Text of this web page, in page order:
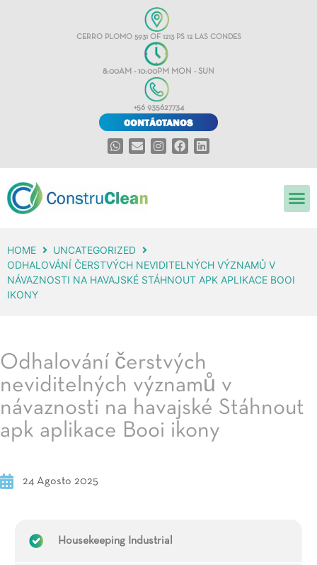
CERRO PLOMO 5931 OF 1213 PS 12 LAS CONDES
8:00AM - 10:00PM MON - SUN
+56 935627734
CONTÁCTANOS
HOME
UNCATEGORIZED
ODHALOVÁNÍ ČERSTVÝCH NEVIDITELNÝCH VÝZNAMŮ V
NÁVAZNOSTI NA HAVAJSKÉ STÁHNOUT APK APLIKACE BOOI
IKONY
Odhalování čerstvých
neviditelných významů v
návaznosti na havajské Stáhnout
apk aplikace Booi ikony
24 Agosto 2025
Housekeeping Industrial